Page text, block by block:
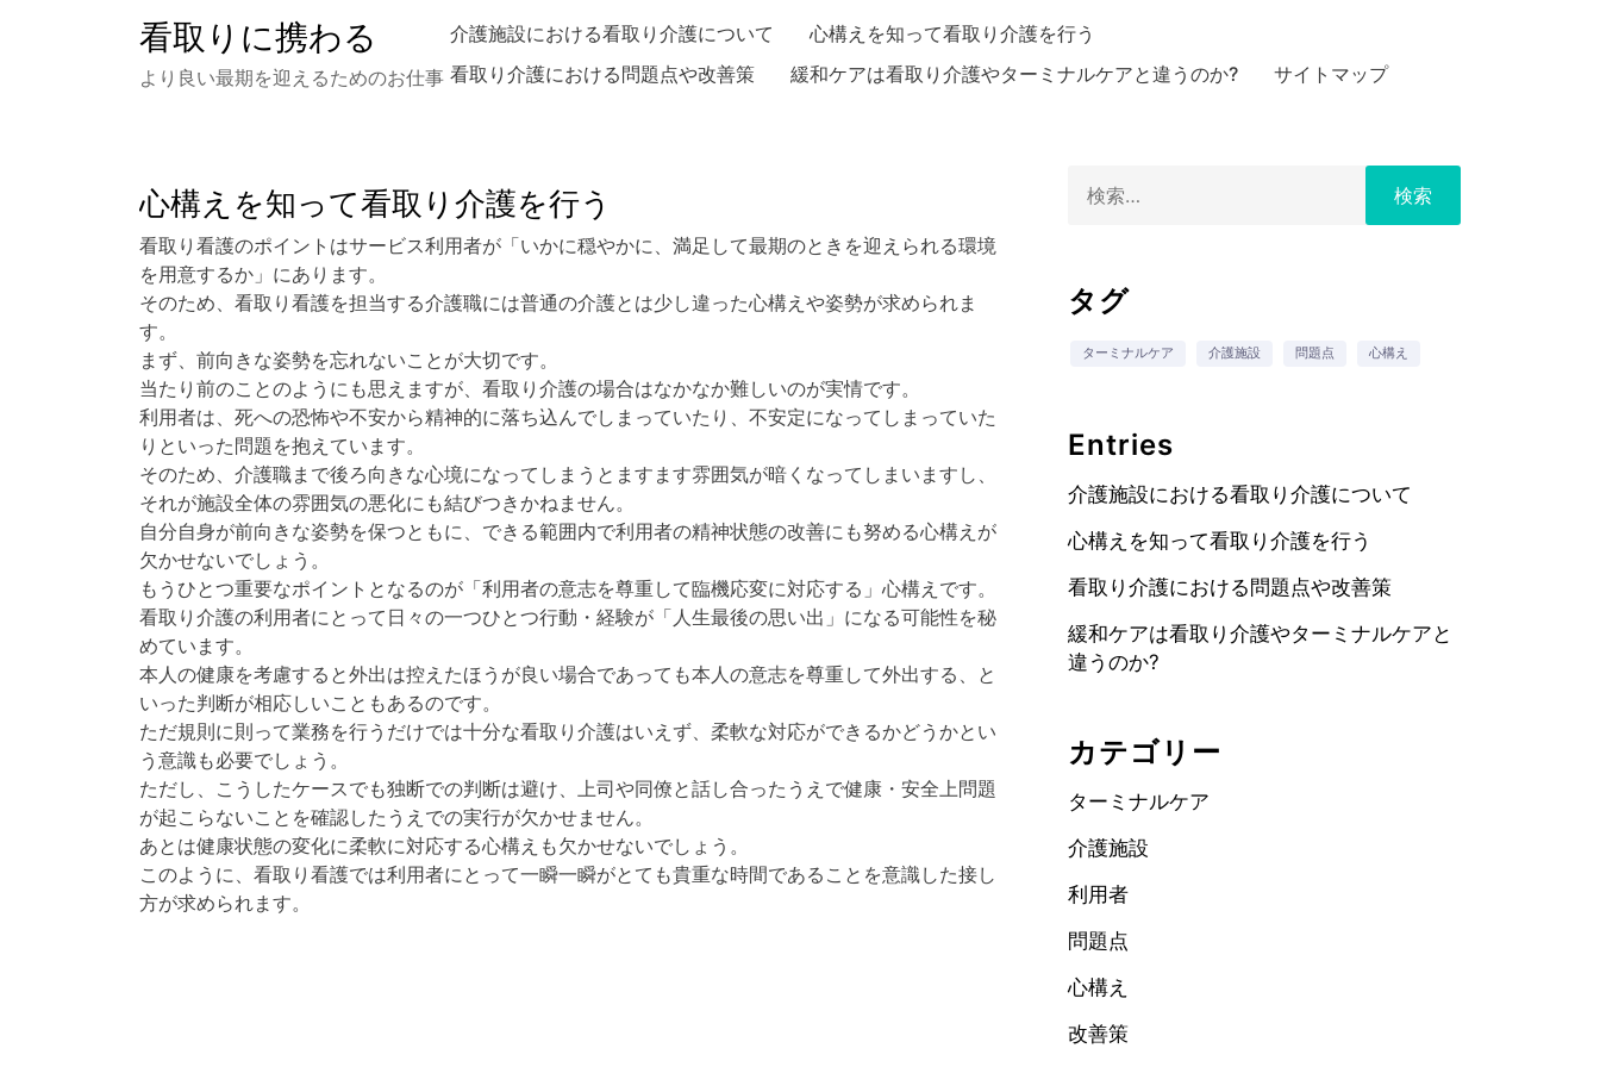
看取りに携わる
より良い最期を迎えるためのお仕事
介護施設における看取り介護について
心構えを知って看取り介護を行う
看取り介護における問題点や改善策
緩和ケアは看取り介護やターミナルケアと違うのか? サイトマップ
心構えを知って看取り介護を行う
看取り看護のポイントはサービス利用者が「いかに穏やかに、満足して最期のときを迎えられる環境
を用意するか」にあります。
そのため、看取り看護を担当する介護職には普通の介護とは少し違った心構えや姿勢が求められま
す。
まず、前向きな姿勢を忘れないことが大切です。
当たり前のことのようにも思えますが、看取り介護の場合はなかなか難しいのが実情です。
利用者は、死への恐怖や不安から精神的に落ち込んでしまっていたり、不安定になってしまっていた
りといった問題を抱えています。
そのため、介護職まで後ろ向きな心境になってしまうとますます雰囲気が暗くなってしまいますし、
それが施設全体の雰囲気の悪化にも結びつきかねません。
自分自身が前向きな姿勢を保つともに、できる範囲内で利用者の精神状態の改善にも努める心構えが
欠かせないでしょう。
もうひとつ重要なポイントとなるのが「利用者の意志を尊重して臨機応変に対応する」心構えです。
看取り介護の利用者にとって日々の一つひとつ行動・経験が「人生最後の思い出」になる可能性を秘
めています。
本人の健康を考慮すると外出は控えたほうが良い場合であっても本人の意志を尊重して外出する、と
いった判断が相応しいこともあるのです。
ただ規則に則って業務を行うだけでは十分な看取り介護はいえず、柔軟な対応ができるかどうかとい
う意識も必要でしょう。
ただし、こうしたケースでも独断での判断は避け、上司や同僚と話し合ったうえで健康・安全上問題
が起こらないことを確認したうえでの実行が欠かせません。
あとは健康状態の変化に柔軟に対応する心構えも欠かせないでしょう。
このように、看取り看護では利用者にとって一瞬一瞬がとても貴重な時間であることを意識した接し
方が求められます。
索:
タグ
ターミナルケア 介護施設 問題点 心構え
Entries
介護施設における看取り介護について
心構えを知って看取り介護を行う
看取り介護における問題点や改善策
緩和ケアは看取り介護やターミナルケアと
違うのか?
カテゴリー
ターミナルケア
介護施設
利用者
問題点
心構え
改善策